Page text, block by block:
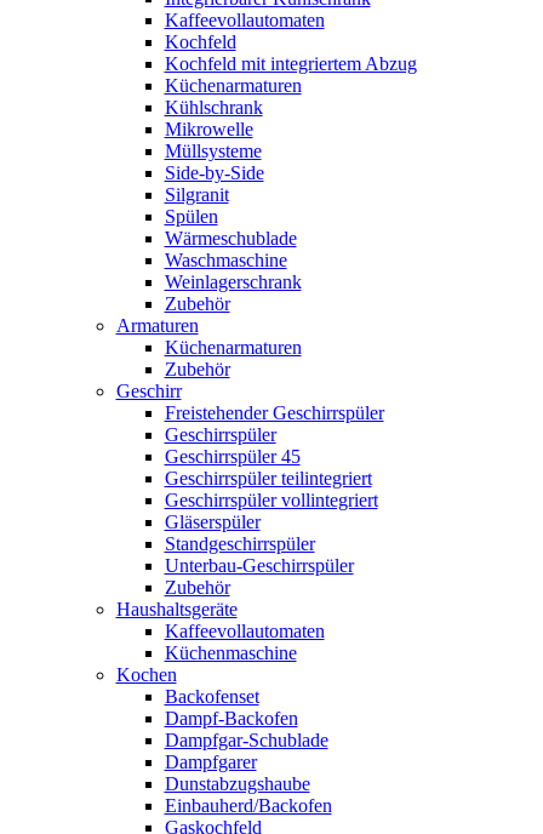
Kaffeevollautomaten
Kochfeld
Kochfeld mit integriertem Abzug
Küchenarmaturen
Kühlschrank
Mikrowelle
Müllsysteme
Side-by-Side
Silgranit
Spülen
Wärmeschublade
Waschmaschine
Weinlagerschrank
Zubehör
Armaturen
Küchenarmaturen
Zubehör
Geschirr
Freistehender Geschirrspüler
Geschirrspüler
Geschirrspüler 45
Geschirrspüler teilintegriert
Geschirrspüler vollintegriert
Gläserspüler
Standgeschirrspüler
Unterbau-Geschirrspüler
Zubehör
Haushaltsgeräte
Kaffeevollautomaten
Küchenmaschine
Kochen
Backofenset
Dampf-Backofen
Dampfgar-Schublade
Dampfgarer
Dunstabzugshaube
Einbauherd/Backofen
Gaskochfeld